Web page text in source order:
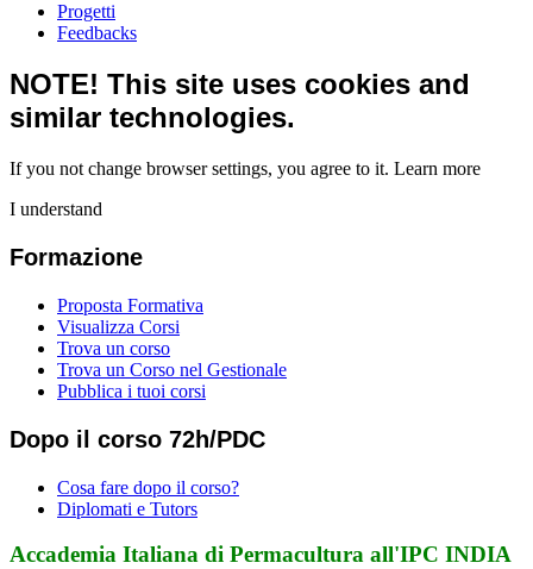
Progetti
Feedbacks
NOTE! This site uses cookies and
similar technologies.
If you not change browser settings, you agree to it. Learn more
I understand
Formazione
Proposta Formativa
Visualizza Corsi
Trova un corso
Trova un Corso nel Gestionale
Pubblica i tuoi corsi
Dopo il corso 72h/PDC
Cosa fare dopo il corso?
Diplomati e Tutors
Accademia Italiana di Permacultura all'IPC INDIA